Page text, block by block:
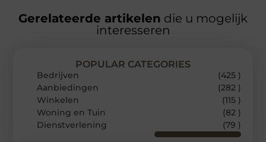
Gerelateerde artikelen die u mogelijk
interesseren
POPULAR CATEGORIES
Bedrijven
(425 )
Aanbiedingen
(282 )
Winkelen
(115 )
Woning en Tuin
(82 )
Dienstverlening
(79 )